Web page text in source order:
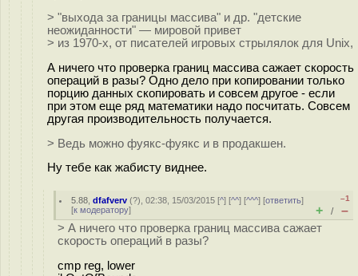
> "выхода за границы массива" и др. "детские
неожиданности" — мировой привет
> из 1970-х, от писателей игровых стрылялок для Unix,
А ничего что проверка границ массива сажает скорость
операций в разы? Одно дело при копировании только
порцию данных скопировать и совсем другое - если
при этом еще ряд математики надо посчитать. Совсем
другая производительность получается.
> Ведь можно фуякс-фуякс и в продакшен.
Ну тебе как жабисту виднее.
5.88 ,dfafverv (?), 02:38, 15/03/2015 [^] [^^] [^^^] [ответить]
[к модератору]
–1
+ / –
> А ничего что проверка границ массива сажает
скорость операций в разы?
cmp reg, lower